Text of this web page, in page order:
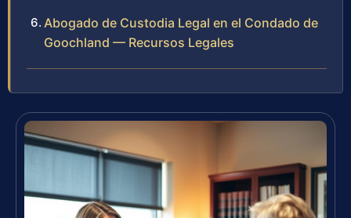
Abogado de Custodia Legal en el Condado de
Goochland — Recursos Legales